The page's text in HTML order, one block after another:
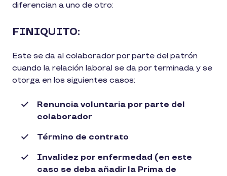
diferencian a uno de otro:
FINIQUITO:
Este se da al colaborador por parte del patrón
cuando la relación laboral se da por terminada y se
otorga en los siguientes casos:
Renuncia voluntaria por parte del
colaborador
Término de contrato
Invalidez por enfermedad (en este
caso se deba añadir la Prima de